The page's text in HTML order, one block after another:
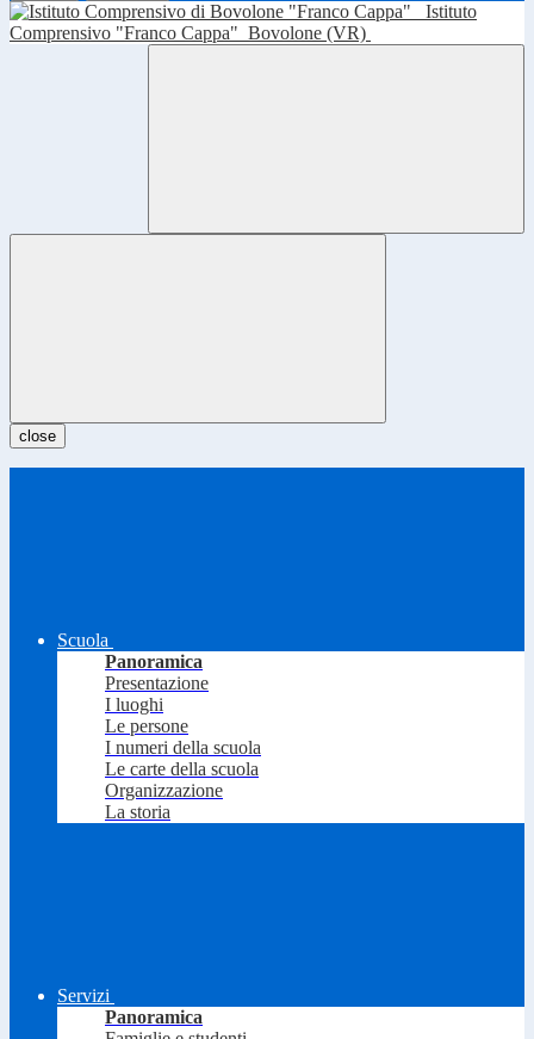
Istituto
Comprensivo "Franco Cappa" Bovolone (VR)
close
Scuola
Panoramica
Presentazione
I luoghi
Le persone
I numeri della scuola
Le carte della scuola
Organizzazione
La storia
Servizi
Panoramica